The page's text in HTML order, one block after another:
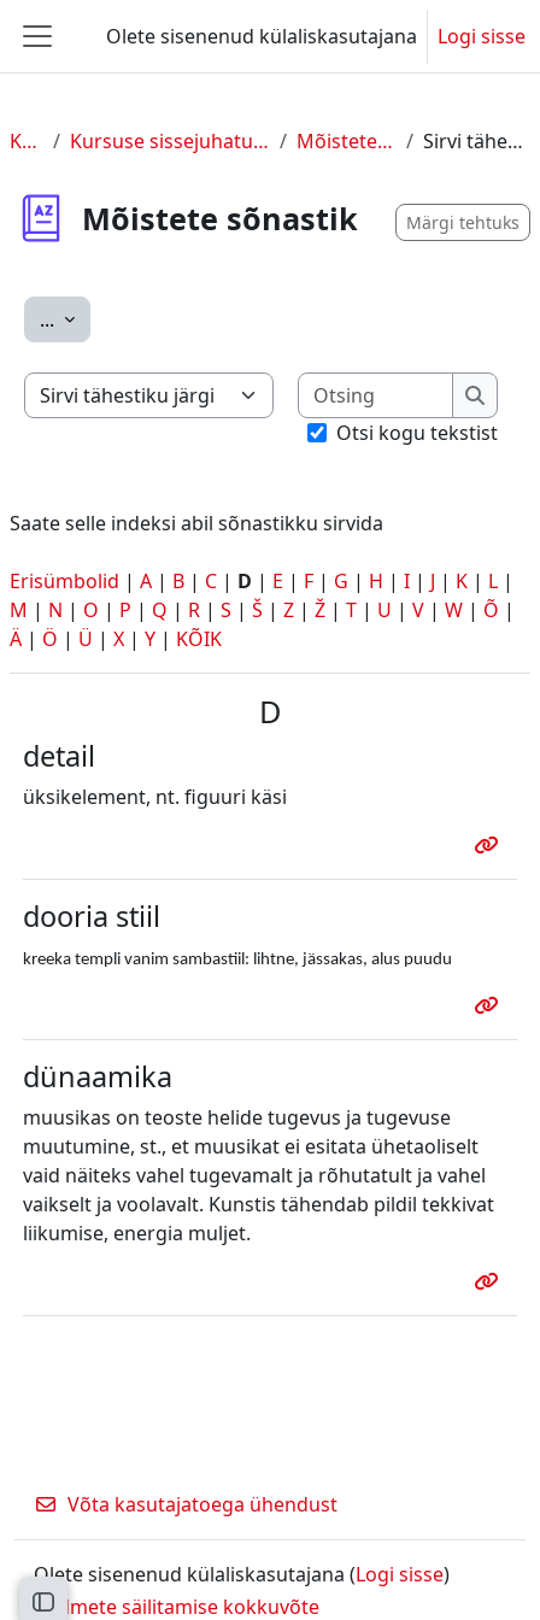
Küljepaneel
Olete sisenenud külaliskasutajana Logi sisse
Ava kursuse sisukord
KUL 2 Kursuse sissejuhatus ja üldine info Mõistete sõnastik Sirvi tähestiku järgi
Mõistete sõnastik Märgi tehtuks
... Ekspordi sissekanded
Saate selle indeksi abil sõnastikku sirvida
Otsing
Otsing
Otsi kogu tekstist
Saate selle indeksi abil sõnastikku sirvida
Erisümbolid | A | B | C | D | E | F | G | H | I | J | K | L |
M | N | O | P | Q | R | S | Š | Z | Ž | T | U | V | W | Õ |
Ä | Ö | Ü | X | Y | KÕIK
D
detail
üksikelement, nt. figuuri käsi
dooria stiil
kreeka templi vanim sambastiil: lihtne, jässakas, alus puudu
dünaamika
muusikas on teoste helide tugevus ja tugevuse
muutumine, st., et muusikat ei esitata ühetaoliselt
vaid näiteks vahel tugevamalt ja rõhutatult ja vahel
vaikselt ja voolavalt. Kunstis tähendab pildil tekkivat
liikumise, energia muljet.
Võta kasutajatoega ühendust
Olete sisenenud külaliskasutajana (Logi sisse)
Andmete säilitamise kokkuvõte